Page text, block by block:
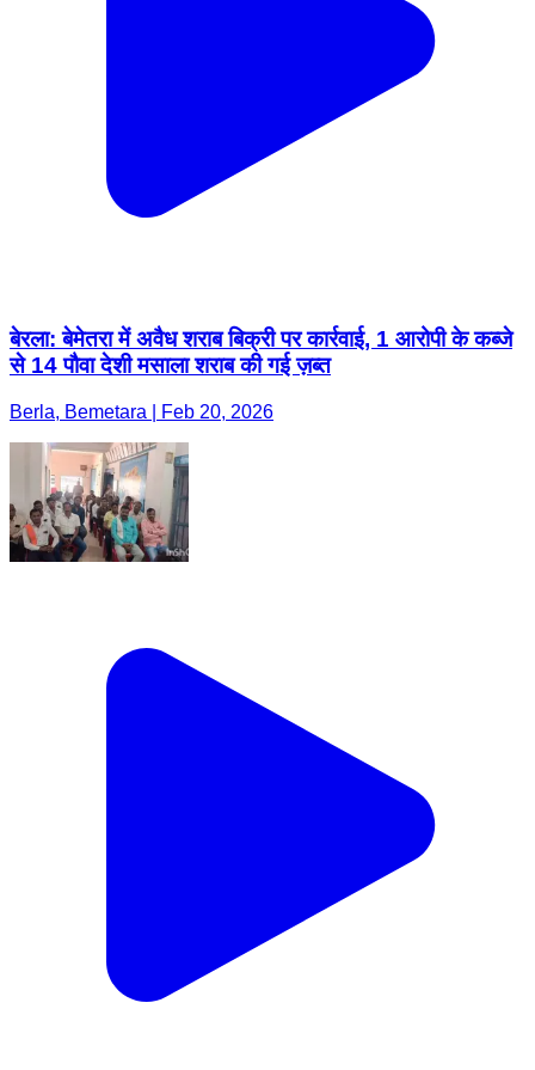
बेरला: बेमेतरा में अवैध शराब बिक्री पर कार्रवाई, 1 आरोपी के कब्जे
से 14 पौवा देशी मसाला शराब की गई ज़ब्त
Berla, Bemetara | Feb 20, 2026